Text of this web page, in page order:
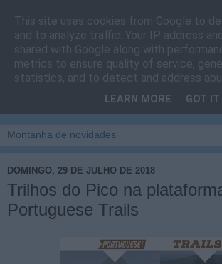
Cais do Pico
Blog sobre um pouco de tudo relacionado
vila e ao concelho de São Roque do Pico
DOMINGO, 29 DE JULHO DE 2018
Trilhos do Pico na
Portuguese Trails
This site uses cookies from Google to
and to analyze traffic. Your IP address
shared with Google along with
metrics to ensure quality of service,
statistics, and to detect and address
LEARN MORE GOT IT